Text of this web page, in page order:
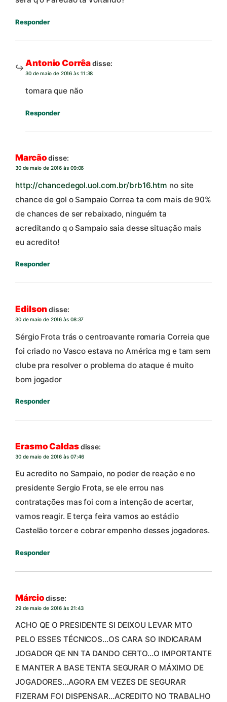
Responder
Antonio Corrêadisse:
30 de maio de 2016 às 11:38
tomara que não
Responder
Marcãodisse:
30 de maio de 2016 às 09:06
http://chancedegol.uol.com.br/brb16.htm no site
chance de gol o Sampaio Correa ta com mais de 90%
de chances de ser rebaixado, ninguém ta
acreditando q o Sampaio saia desse situação mais
eu acredito!
Responder
Edilsondisse:
30 de maio de 2016 às 08:37
Sérgio Frota trás o centroavante romaria Correia que
foi criado no Vasco estava no América mg e tam sem
clube pra resolver o problema do ataque é muito
bom jogador
Responder
Erasmo Caldasdisse:
30 de maio de 2016 às 07:46
Eu acredito no Sampaio, no poder de reação e no
presidente Sergio Frota, se ele errou nas
contratações mas foi com a intenção de acertar,
vamos reagir. E terça feira vamos ao estádio
Castelão torcer e cobrar empenho desses jogadores.
Responder
Márciodisse:
29 de maio de 2016 às 21:43
ACHO QE O PRESIDENTE SI DEIXOU LEVAR MTO
PELO ESSES TÉCNICOS…OS CARA SO INDICARAM
JOGADOR QE NN TA DANDO CERTO…O IMPORTANTE
E MANTER A BASE TENTA SEGURAR O MÁXIMO DE
JOGADORES…AGORA EM VEZES DE SEGURAR
FIZERAM FOI DISPENSAR…ACREDITO NO TRABALHO